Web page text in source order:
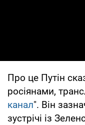
Про це Путін
росіянами,
канал". Він
зустрічі із